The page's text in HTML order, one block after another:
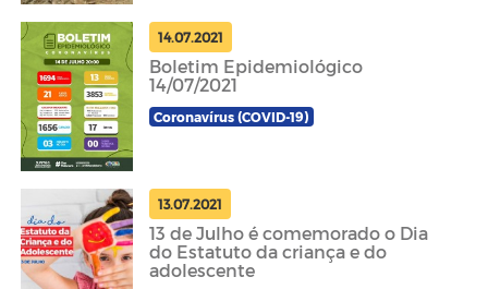
14.07.2021
Boletim Epidemiológico
14/07/2021
Coronavírus (COVID-19)
13.07.2021
13 de Julho é comemorado o Dia
do Estatuto da criança e do
adolescente